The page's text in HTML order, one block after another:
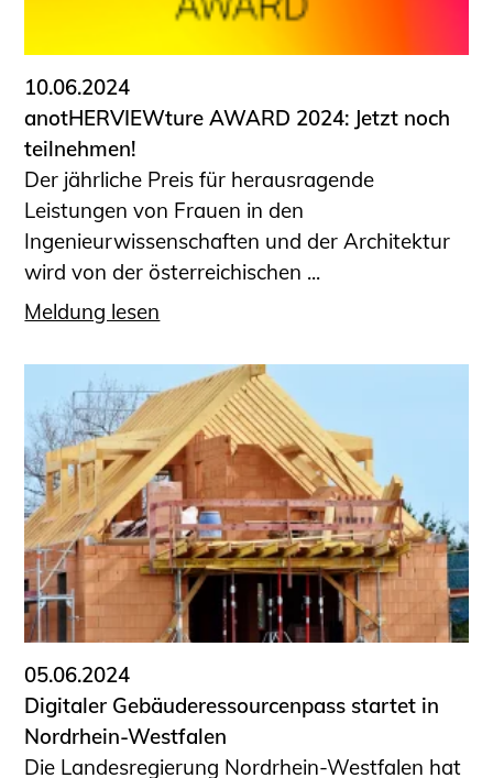
Informationen für Fortbildungsträger
Anträge, Anzeigen, Formulare
Fortbildung/Seminare
Informationen für Ingenieurinnen
und Ingenieure
Recht
Planungswettbewerbe
Publikationen
Stellenbörse
Staatlich anerkannte Sachverständige
Sachverständige
Prüfsachverständige
Qualifizierte Tragwerksplaner/-innen
Bauvorlageberechtigte
Sachkundige für Zustands- und
Funktionsprüfung privater
Abwasserleitungen
Vereinbarungen mit
Ingenieurkammern
Büronachfolge
Zusatzqualifikationen
Geschützter Bereich
Informationen für Auftraggeber und
10.06.2024
anotHERVIEWture AWARD 2024: Jetzt noch
teilnehmen!
Der jährliche Preis für herausragende
Leistungen von Frauen in den
Ingenieurwissenschaften und der Architektur
wird von der österreichischen ...
Meldung lesen
05.06.2024
Digitaler Gebäuderessourcenpass startet in
Nordrhein-Westfalen
Die Landesregierung Nordrhein-Westfalen hat